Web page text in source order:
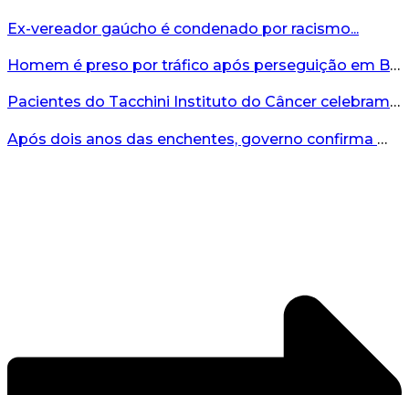
Ex-vereador gaúcho é condenado por racismo...
Homem é preso por tráfico após perseguição em Bento Gonçalves...
Pacientes do Tacchini Instituto do Câncer celebram Dia dos Pais com cuidado e relaxamento...
Após dois anos das enchentes, governo confirma mais de R$19 milhões para nova ponte no Vale do Taquari...